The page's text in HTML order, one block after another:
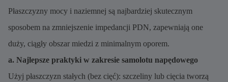
Płaszczyzny mocy i naziemnej są najbardziej skutecznym
sposobem na zmniejszenie impedancji PDN, zapewniają one
duży, ciągły obszar miedzi z minimalnym oporem.
a. Najlepsze praktyki w zakresie samolotu napędowego
Użyj płaszczyzn stałych (bez cięć): szczeliny lub cięcia tworzą